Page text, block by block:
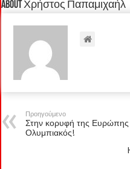
About Χρήστος Παπαμιχαήλ
Προηγούμενο
Στην κορυφή της
Ολυμπιακός!